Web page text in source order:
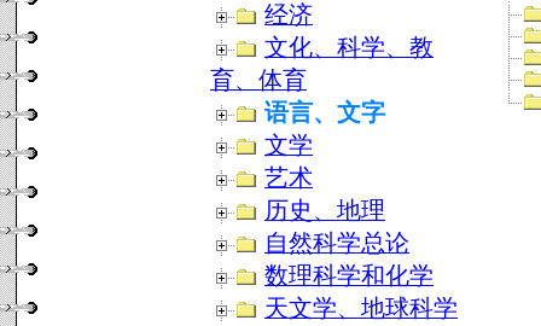
经济
文化、科学、教
育、体育
语言、文字
文学
艺术
历史、地理
自然科学总论
数理科学和化学
天文学、地球科学